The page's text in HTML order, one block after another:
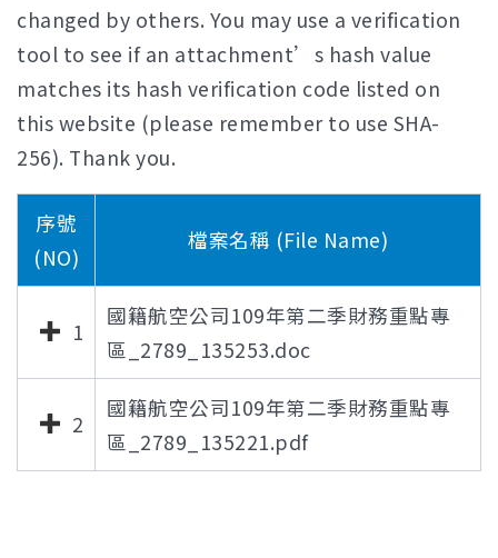
changed by others. You may use a verification
tool to see if an attachment’s hash value
matches its hash verification code listed on
this website (please remember to use SHA-
256). Thank you.
序號
(NO)
檔案名稱 (File Name)
1
國籍航空公司109年第二季財務重點專
區_2789_135253.doc
2
國籍航空公司109年第二季財務重點專
區_2789_135221.pdf